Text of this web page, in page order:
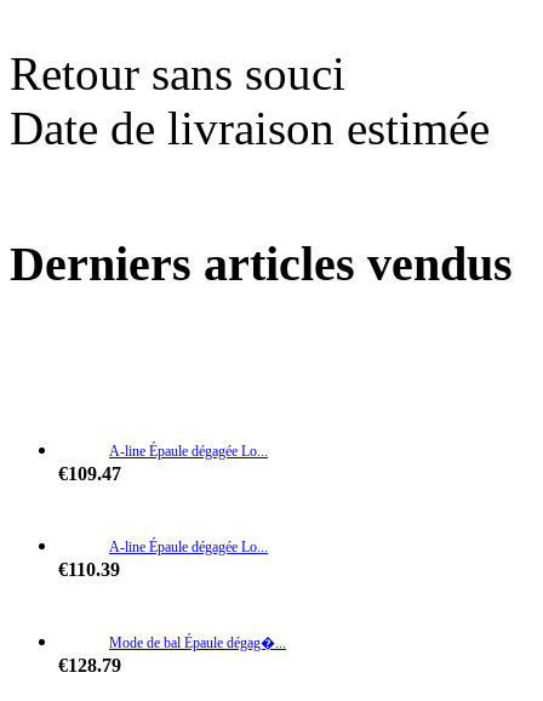
Retour sans souci
Date de livraison estimée
Derniers articles vendus
A-line Épaule dégagée Lo...
€109.47
A-line Épaule dégagée Lo...
€110.39
Mode de bal Épaule dégag�...
€128.79